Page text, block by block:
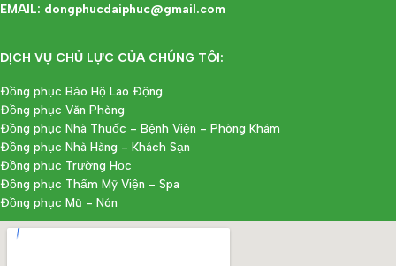
EMAIL: dongphucdaiphuc@gmail.com
DỊCH VỤ CHỦ LỰC CỦA CHÚNG TÔI:
Đồng phục Bảo Hộ Lao Động
Đồng phục Văn Phòng
Đồng phục Nhà Thuốc - Bệnh Viện - Phòng Khám
Đồng phục Nhà Hàng - Khách Sạn
Đồng phục Trường Học
Đồng phục Thẩm Mỹ Viện - Spa
Đồng phục Mũ - Nón